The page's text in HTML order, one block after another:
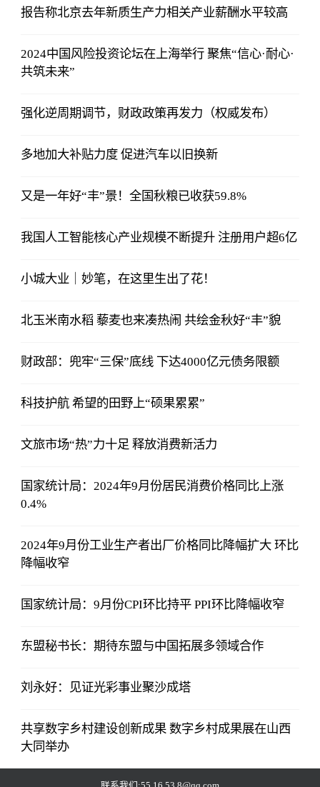
报告称北京去年新质生产力相关产业薪酬水平较高
2024中国风险投资论坛在上海举行 聚焦“信心·耐心·
共筑未来”
强化逆周期调节，财政政策再发力（权威发布）
多地加大补贴力度 促进汽车以旧换新
又是一年好“丰”景！全国秋粮已收获59.8%
我国人工智能核心产业规模不断提升 注册用户超6亿
小城大业｜妙笔，在这里生出了花！
北玉米南水稻 藜麦也来凑热闹 共绘金秋好“丰”貌
财政部：兜牢“三保”底线 下达4000亿元债务限额
科技护航 希望的田野上“硕果累累”
文旅市场“热”力十足 释放消费新活力
国家统计局：2024年9月份居民消费价格同比上涨
0.4%
2024年9月份工业生产者出厂价格同比降幅扩大 环比
降幅收窄
国家统计局：9月份CPI环比持平 PPI环比降幅收窄
东盟秘书长：期待东盟与中国拓展多领域合作
刘永好：见证光彩事业聚沙成塔
共享数字乡村建设创新成果 数字乡村成果展在山西
大同举办